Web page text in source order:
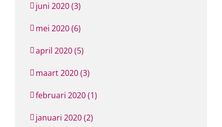
juni 2020 (3)
mei 2020 (6)
april 2020 (5)
maart 2020 (3)
februari 2020 (1)
januari 2020 (2)